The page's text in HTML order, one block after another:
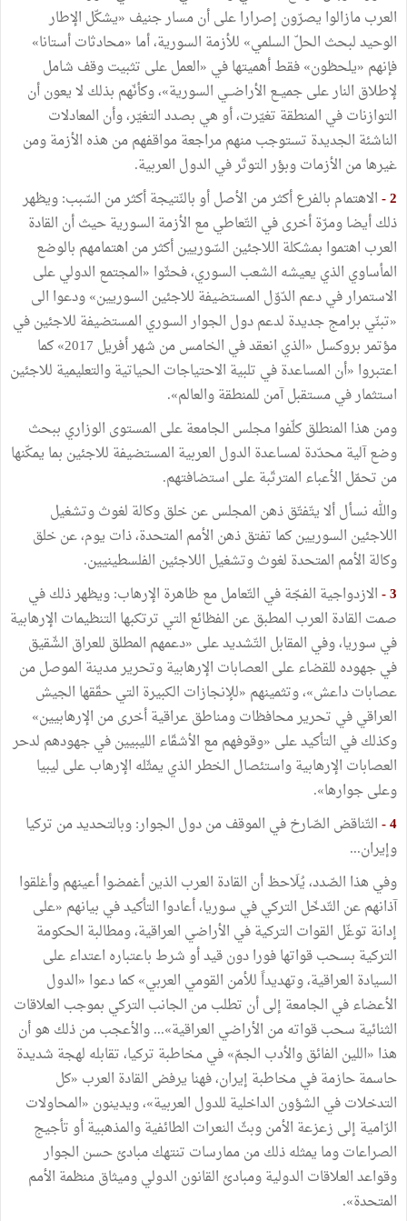
العربمازالوا يصرّون إصراراعلىأنمسارجنيف «يشكّل الإطار
الوحيدلبحث الحلّ السلمي» للأزمة السورية،أما «محادثاتأستانا»
فإنهم «يلحظون»فقطأهميتهافي «العملعلى تثبيتوقف شامل
لإطلاق النارعلىجميــع الأراضــي السورية»،وكأنّهم بذلك لايعونأن
التوازناتفي المنطقة تغيّرت،أوهي بصددالتغيّر،وأن المعادلات
الناشئة الجديدة تستوجبمنهممراجعةمواقفهممن هذه الأزمةومن
غيرهامن الأزماتوبؤرالتوتّرفي الدول العربية.
2
-الاهتمام بالفرعأكثرمن الأصلأوبالنّتيجةأكثرمن السّبب:ويظهر
ذلكأيضاومرّةأخرىفي التّعاطيمع الأزمة السوريةحيثأن القادة
العرب اهتموا بمشكلة اللاجئين السّوريينأكثرمن اهتمامهم بالوضع
المأساوي الذي يعيشه الشعب السوري،فحثّوا «المجتمع الدوليعلى
الاستمرارفيدعم الدّوّل المستضيفة للاجئين السوريين»ودعوا الى
«تبنّي برامججديدة لدعمدول الجوارالسوري المستضيفة للاجئينفي
مؤتمربروكسل «الذي انعقدفي الخامسمن شهرأفريل 2017
»كما
اعتبروا «أن المساعدةفي تلبية الاحتياجات الحياتيةوالتعليمية للاجئين
استثمارفيمستقبلآمن للمنطقةوالعالم»
.
ومن هذا المنطلقكلّفوامجلس الجامعةعلى المستوى الوزاري ببحث
وضعآليةمحدّدة لمساعدة الدول العربية المستضيفة للاجئين بما يمكّنها
من تحمّل الأعباء المترتّبةعلى استضافتهم.
والله نسألألايتّفتّقذهن المجلسعنخلقوكالة لغوثوتشغيل
اللاجئين السوريينكما تفتقذهن الأمم المتحدة،ذات يوم،عنخلق
وكالة الأمم المتحدة لغوثوتشغيل اللاجئين الفلسطينيين.
3
-الازدواجية الفجّةفي التّعاملمع ظاهرة الإرهاب:ويظهرذلكفي
صمت القادة العرب المطبقعن الفظائع التي ترتكبها التنظيمات الإرهابية
في سوريا،وفي المقابل التّشديدعلى «دعمهم المطلق للعراق الشّقيق
فيجهوده للقضاءعلى العصابات الإرهابيةوتحريرمدينة الموصلمن
عصاباتداعش»،وتثمينهم «للإنجازات الكبيرة التيحقّقها الجيش
العراقيفي تحريرمحافظاتومناطقعراقيةأخرىمن الإرهابيين»
وكذلكفي التأكيدعلى «وقوفهممع الأشقّاء الليبيينفيجهودهم لدحر
العصابات الإرهابيةواستئصال الخطرالذي يمثّله الإرهابعلى ليبيا
وعلىجوارها»
.
4
-التّناقض الصّارخفي الموقفمندول الجوار:وبالتحديدمن تركيا
وإيران...
وفي هذا الصّدد،يُلَاحظأن القادة العرب الذينأغمضواأعينهموأغلقوا
آذانهمعن التّدخّل التركيفي سوريا،أعادوا التأكيدفي بيانهم «على
إدانة توغّل القوات التركيةفي الأراضي العراقية،ومطالبة الحكومة
التركية بسحبقواتهافورادونقيدأوشرط باعتباره اعتداءعلى
السيادة العراقية،وتهديداًللأمن القومي العربي»كمادعوا «الدول
الأعضاءفي الجامعة إلىأن تطلبمن الجانب التركي بموجب العلاقات
الثنائية سحبقواتهمن الأراضي العراقية»
...والأعجبمنذلك هوأن
هذا «اللين الفائقوالأدب الجمّ»فيمخاطبة تركيا،تقابله لهجة شديدة
حاسمةحازمةفيمخاطبة إيران،فهنا يرفض القادة العرب «كل
التدخلاتفي الشؤون الداخلية للدول العربية»،ويدينون «المحاولات
الرّامية إلى زعزعة الأمنوبثّ النعرات الطائفيةوالمذهبيةأوتأجيج
الصراعاتوما يمثلهذلكمنممارسات تنتهكمبادئحسن الجوار
وقواعدالعلاقات الدوليةومبادئ القانون الدوليوميثاقمنظمة الأمم
المتحدة»
.